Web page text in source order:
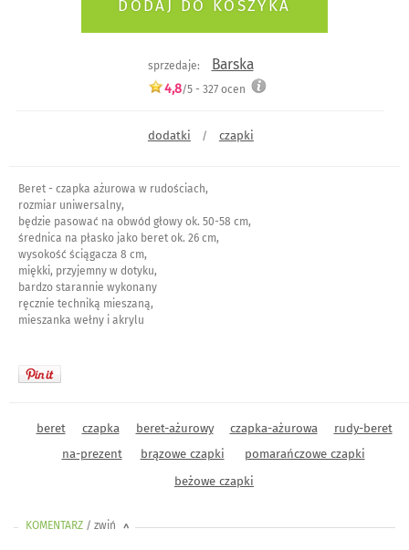
sprzedaje: Barska
4,8/5 - 327 ocen
dodatki / czapki
Beret - czapka ażurowa w rudościach,
rozmiar uniwersalny,
będzie pasować na obwód głowy ok. 50-58 cm,
średnica na płasko jako beret ok. 26 cm,
wysokość ściągacza 8 cm,
miękki, przyjemny w dotyku,
bardzo starannie wykonany
ręcznie techniką mieszaną,
mieszanka wełny i akrylu
beret czapka beret-ażurowy czapka-ażurowa
rudy-beret
na-prezent
brązowe czapki
pomarańczowe czapki
beżowe czapki
KOMENTARZ / zwiń <